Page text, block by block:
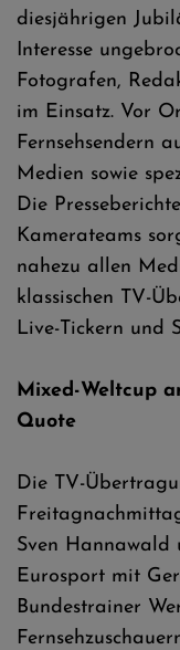
diesjährigen
Interesse
Fotografen,
im Einsatz. Vor
Fernsehsendern
Medien sowie
Die
Kamerateams
nahezu allen
klassischen TV-
Live-Tickern und
Mixed-Weltcup
Quote
Die TV-
Sven Hannawald
Eurosport mit
Bundestrainer